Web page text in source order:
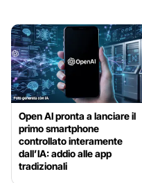
Open AI pronta a lanciare il
primo smartphone
controllato interamente
dall’IA: addio alle app
tradizionali